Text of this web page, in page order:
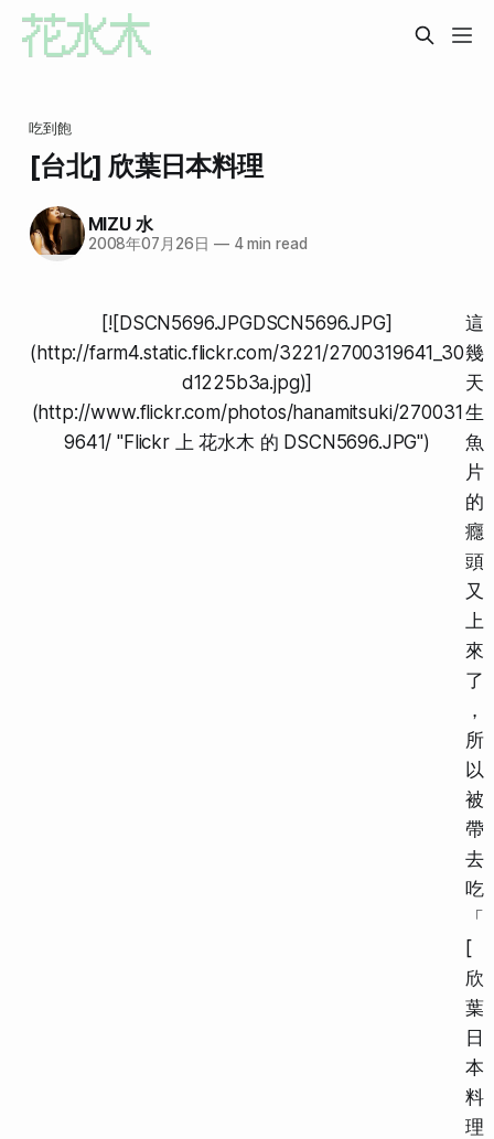
吃到飽
[台北] 欣葉日本料理
MIZU 水
2008年07月26日 —4 min read
[![DSCN5696.JPGDSCN5696.JPG]
(http://farm4.static.flickr.com/3221/2700319641_30
d1225b3a.jpg)]
(http://www.flickr.com/photos/hanamitsuki/270031
9641/ "Flickr 上 花水木 的 DSCN5696.JPG")
這
幾
天
生
魚
片
的
癮
頭
又
上
來
了
，
所
以
被
帶
去
吃
「
[
欣
葉
日
本
料
理